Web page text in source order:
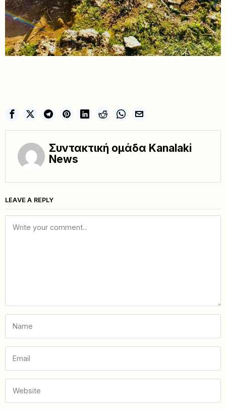
Συντακτική ομάδα Kanalaki
News
LEAVE A REPLY